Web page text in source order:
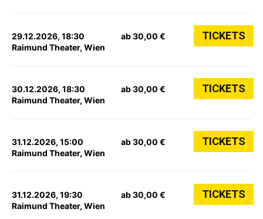
29.12.2026, 18:30
Raimund Theater, Wien
ab 30,00 € TICKETS
30.12.2026, 18:30
Raimund Theater, Wien
ab 30,00 € TICKETS
31.12.2026, 15:00
Raimund Theater, Wien
ab 30,00 € TICKETS
31.12.2026, 19:30
Raimund Theater, Wien
ab 30,00 € TICKETS